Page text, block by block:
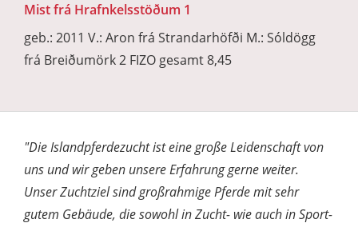
Mist frá Hrafnkelsstöðum 1
geb.: 2011 V.: Aron frá Strandarhöfði M.: Sóldögg
frá Breiðumörk 2 FIZO gesamt 8,45
"Die Islandpferdezucht ist eine große Leidenschaft von
uns und wir geben unsere Erfahrung gerne weiter.
Unser Zuchtziel sind großrahmige Pferde mit sehr
gutem Gebäude, die sowohl in Zucht- wie auch in Sport-